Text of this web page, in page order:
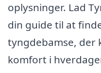
oplysninger. Lad
din guide til at
tyngdebamse, der
komfort i